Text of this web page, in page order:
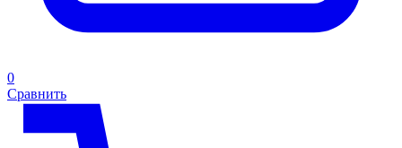
0
Сравнить